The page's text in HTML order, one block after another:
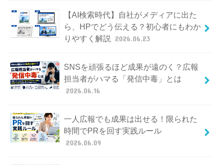
【AI検索時代】自社がメディアに出た
ら、HPでどう伝える？初心者にもわか
りやすく解説
2026.06.23
SNSを頑張るほど成果が遠のく？広報
担当者がハマる「発信中毒」とは
2026.06.16
一人広報でも成果は出せる！限られた
時間でPRを回す実践ルール
2026.06.09